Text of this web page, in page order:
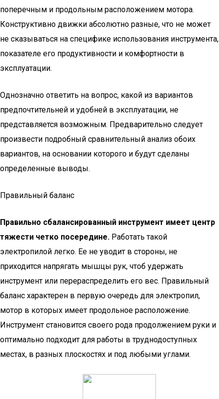
поперечным и продольным расположением мотора.
Конструктивно движки абсолютно разные, что не может
не сказываться на специфике использования инструмента,
показателе его продуктивности и комфортности в
эксплуатации.
Однозначно ответить на вопрос, какой из вариантов
предпочтительней и удобней в эксплуатации, не
представляется возможным. Предварительно следует
произвести подробный сравнительный анализ обоих
вариантов, на основании которого и будут сделаны
определенные выводы.
Правильный баланс
Правильно сбалансированный инструмент имеет центр
тяжести четко посередине. Работать такой
электропилой легко. Ее не уводит в стороны, не
приходится напрягать мышцы рук, чтоб удержать
инструмент или перераспределить его вес. Правильный
баланс характерен в первую очередь для электропил,
мотор в которых имеет продольное расположение.
Инструмент становится своего рода продолжением руки и
оптимально подходит для работы в труднодоступных
местах, в разных плоскостях и под любыми углами.